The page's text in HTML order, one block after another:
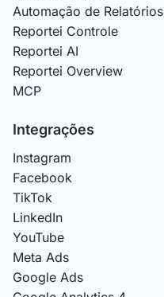
Automação de Relatórios
Reportei Controle
Reportei AI
Reportei Overview
MCP
Integrações
Instagram
Facebook
TikTok
LinkedIn
YouTube
Meta Ads
Google Ads